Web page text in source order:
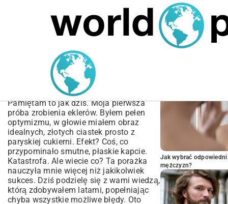
MARIUSZ ŁAMAGA 04.10.2025
Perfekcyjny Przepis na
Ciasto na Eklery | Sekrety
Ciasta Parzonego
Pamiętam to jak dziś. Moja pierwsza
próba zrobienia eklerów. Byłem pełen
optymizmu, w głowie miałem obraz
idealnych, złotych ciastek prosto z
paryskiej cukierni. Efekt? Coś, co
przypominało smutne, płaskie kapcie.
Katastrofa. Ale wiecie co? Ta porażka
nauczyła mnie więcej niż jakikolwiek
sukces. Dziś podzielę się z wami wiedzą,
którą zdobywałem latami, popełniając
chyba wszystkie możliwe błędy. Oto
Jak wybrać
mężczyzn?